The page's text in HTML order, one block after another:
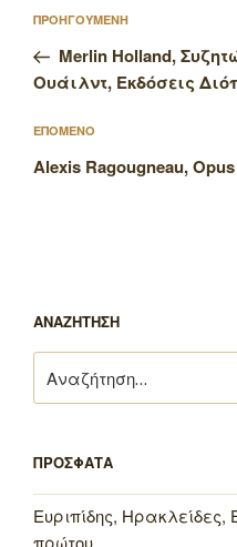
άρθρων
Προηγούμενο
άρθρο
ΠΡΟΗΓΟΥΜΕΝΗ
Merlin Holland,
Ουάιλντ, Εκδόσεις
Επόμενο
άρθρο
ΕΠΟΜΕΝΟ
Alexis Ragougneau,
ΑΝΑΖΗΤΗΣΗ
για:
ΠΡΟΣΦΑΤΑ
Ευριπίδης, Ηρακλείδες,
πρώτου